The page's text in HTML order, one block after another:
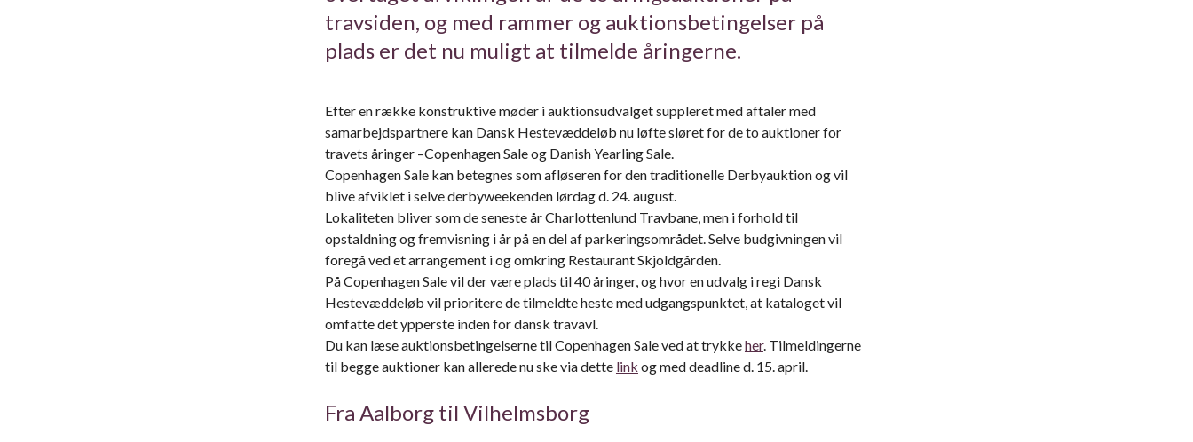
travsiden, og med rammer og auktionsbetingelser på
plads er det nu muligt at tilmelde åringerne.
Efter en række konstruktive møder i auktionsudvalget suppleret med aftaler med
samarbejdspartnere kan Dansk Hestevæddeløb nu løfte sløret for de to auktioner for
travets åringer –Copenhagen Sale og Danish Yearling Sale.
Copenhagen Sale kan betegnes som afløseren for den traditionelle Derbyauktion og vil
blive afviklet i selve derbyweekenden lørdag d. 24. august.
Lokaliteten bliver som de seneste år Charlottenlund Travbane, men i forhold til
opstaldning og fremvisning i år på en del af parkeringsområdet. Selve budgivningen vil
foregå ved et arrangement i og omkring Restaurant Skjoldgården.
På Copenhagen Sale vil der være plads til 40 åringer, og hvor en udvalg i regi Dansk
Hestevæddeløb vil prioritere de tilmeldte heste med udgangspunktet, at kataloget vil
omfatte det ypperste inden for dansk travavl.
Du kan læse auktionsbetingelserne til Copenhagen Sale ved at trykkeher. Tilmeldingerne
til begge auktioner kan allerede nu ske via dette link og med deadline d. 15. april.
Fra Aalborg til Vilhelmsborg